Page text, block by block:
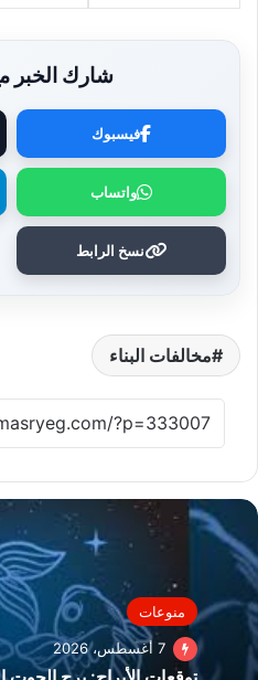
شارك الخبر
فيسبوك
واتساب
نسخ الرابط
مخالفات البناء
منوعات
7 أغسطس، 2026